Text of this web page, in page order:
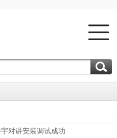
对讲安装调试成功